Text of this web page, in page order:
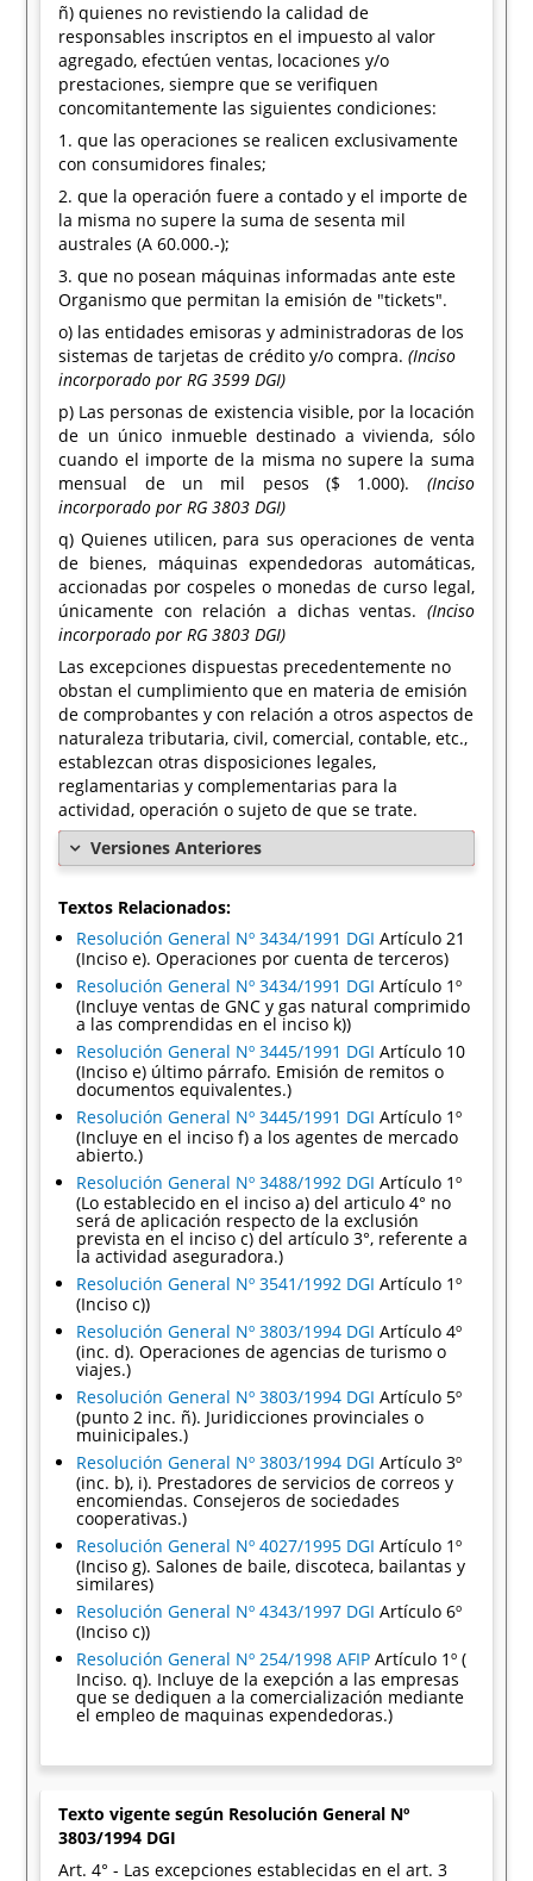
ñ) quienes no revistiendo la calidad de
responsables inscriptos en el impuesto al valor
agregado, efectúen ventas, locaciones y/o
prestaciones, siempre que se verifiquen
concomitantemente las siguientes condiciones:
1. que las operaciones se realicen exclusivamente
con consumidores finales;
2. que la operación fuere a contado y el importe de
la misma no supere la suma de sesenta mil
australes (A 60.000.-);
3. que no posean máquinas informadas ante este
Organismo que permitan la emisión de "tickets".
o) las entidades emisoras y administradoras de los
sistemas de tarjetas de crédito y/o compra.(Inciso
incorporado por RG 3599 DGI)
p) Las personas de existencia visible, por la locación
de un único inmueble destinado a vivienda, sólo
cuando el importe de la misma no supere la suma
mensual de un mil pesos ($ 1.000). (Inciso
incorporado por RG 3803 DGI)
q) Quienes utilicen, para sus operaciones de venta
de bienes, máquinas expendedoras automáticas,
accionadas por cospeles o monedas de curso legal,
únicamente con relación a dichas ventas. (Inciso
incorporado por RG 3803 DGI)
Las excepciones dispuestas precedentemente no
obstan el cumplimiento que en materia de emisión
de comprobantes y con relación a otros aspectos de
naturaleza tributaria, civil, comercial, contable, etc.,
establezcan otras disposiciones legales,
reglamentarias y complementarias para la
actividad, operación o sujeto de que se trate.
Versiones Anteriores
Textos Relacionados:
Resolución General Nº 3434/1991 DGI Artículo 21
(Inciso e). Operaciones por cuenta de terceros)
Resolución General Nº 3434/1991 DGI Artículo 1º
(Incluye ventas de GNC y gas natural comprimido
a las comprendidas en el inciso k))
Resolución General Nº 3445/1991 DGI Artículo 10
(Inciso e) último párrafo. Emisión de remitos o
documentos equivalentes.)
Resolución General Nº 3445/1991 DGI Artículo 1º
(Incluye en el inciso f) a los agentes de mercado
abierto.)
Resolución General Nº 3488/1992 DGI Artículo 1º
(Lo establecido en el inciso a) del articulo 4° no
será de aplicación respecto de la exclusión
prevista en el inciso c) del artículo 3°, referente a
la actividad aseguradora.)
Resolución General Nº 3541/1992 DGI Artículo 1º
(Inciso c))
Resolución General Nº 3803/1994 DGI Artículo 4º
(inc. d). Operaciones de agencias de turismo o
viajes.)
Resolución General Nº 3803/1994 DGI Artículo 5º
(punto 2 inc. ñ). Juridicciones provinciales o
muinicipales.)
Resolución General Nº 3803/1994 DGI Artículo 3º
(inc. b), i). Prestadores de servicios de correos y
encomiendas. Consejeros de sociedades
cooperativas.)
Resolución General Nº 4027/1995 DGI Artículo 1º
(Inciso g). Salones de baile, discoteca, bailantas y
similares)
Resolución General Nº 4343/1997 DGI Artículo 6º
(Inciso c))
Resolución General Nº 254/1998 AFIP Artículo 1º (
Inciso. q). Incluye de la exepción a las empresas
que se dediquen a la comercialización mediante
el empleo de maquinas expendedoras.)
Texto vigente según Resolución General Nº
3803/1994 DGI
Art. 4° - Las excepciones establecidas en el art. 3